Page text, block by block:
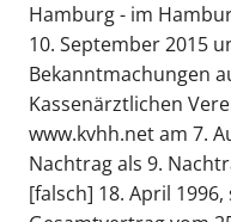
Hamburg - im
10. September 2015
Bekanntmachungen
Kassenärztlichen
www.kvhh.net am 7.
Nachtrag als 9.
[falsch] 18. April